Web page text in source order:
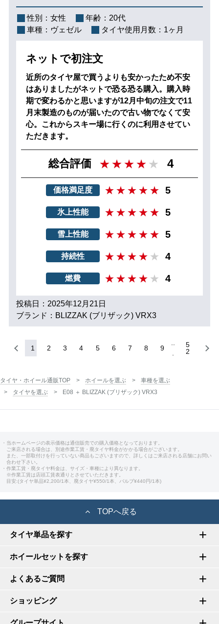
性別： 女性 年齢： 20代
車種： ヴェゼル タイヤ使用月数： 1ヶ月
ネットで初注文
近所のタイヤ屋で買うよりも安かったため不安
はありましたがネットで恐る恐る購入。購入時
期で変わるかと思いますが12月中旬の注文で11
月末製造のものが届いたので古い物でなくて安
心。これからスキー場に行くのに利用させてい
ただきます。
総合評価 4
価格満足度 5
氷上性能 5
雪上性能 5
持続性 4
燃費 4
投稿日：2025年12月21日
ブランド：BLIZZAK (ブリザック) VRX3
1 2 3 4 5 6 7 8 9
5
2
タイヤ・ホイール通販TOP ホイールを選ぶ
車種を選ぶ
タイヤを選ぶ
E08 ＋ BLIZZAK (ブリザック) VRX3
・当ホームページの表示価格は通信販売での購入価格となっております。
ご来店される場合は、別途作業工賃・廃タイヤ料金がかかる場合がございます。
また、一部取付けを行っていない商品もございますので、詳しくはご来店される店舗にお問い
合わせ下さい。
・作業工賃・廃タイヤ料金は、サイズ・車種により異なります。
※作業工賃は店頭工賃表通りとさせていただきます。
目安:(タイヤ単品¥2,200/1本、廃タイヤ¥550/1本、バルブ¥440円/1本)
TOPへ戻る
タイヤ単品を探す
ホイールセットを探す
よくあるご質問
ショッピング